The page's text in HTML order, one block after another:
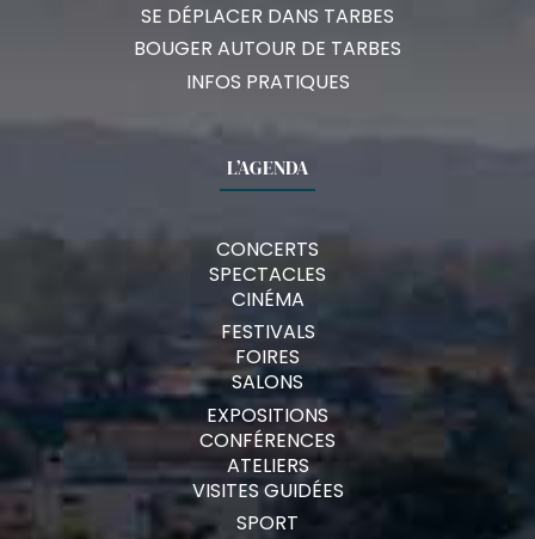
SE DÉPLACER DANS TARBES
BOUGER AUTOUR DE TARBES
INFOS PRATIQUES
L’AGENDA
CONCERTS
SPECTACLES
CINÉMA
FESTIVALS
FOIRES
SALONS
EXPOSITIONS
CONFÉRENCES
ATELIERS
VISITES GUIDÉES
SPORT